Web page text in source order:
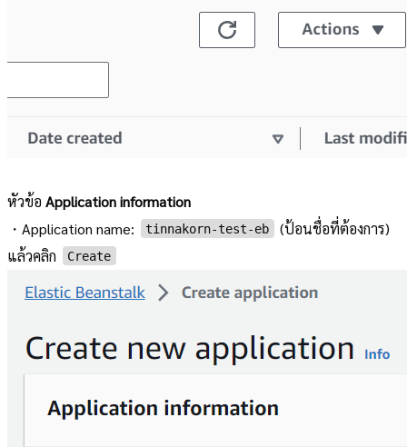
หัวข้อ Application information
・Application name:
tinnakorn-test-eb
(ป้อนชื่อที่ต้องการ)
แล้วคลิก
Create